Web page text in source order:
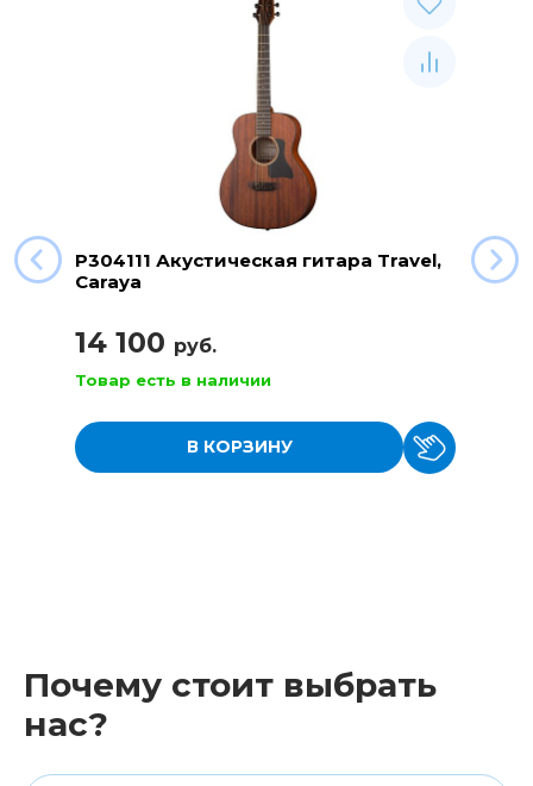
P304111 Акустическая гитара Travel,
Caraya
14 100 руб.
Товар есть в наличии
В КОРЗИНУ
Почему стоит выбрать
нас?